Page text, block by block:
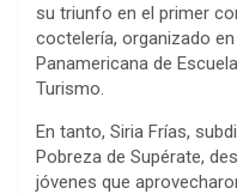
su triunfo en el primer
coctelería, organizado
Panamericana de
Turismo.
En tanto, Siria Frías,
Pobreza de Supérate,
jóvenes que